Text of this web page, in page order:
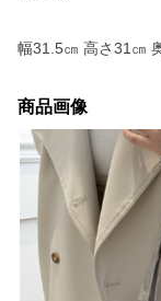
幅31.5㎝ 高さ31㎝
商品画像